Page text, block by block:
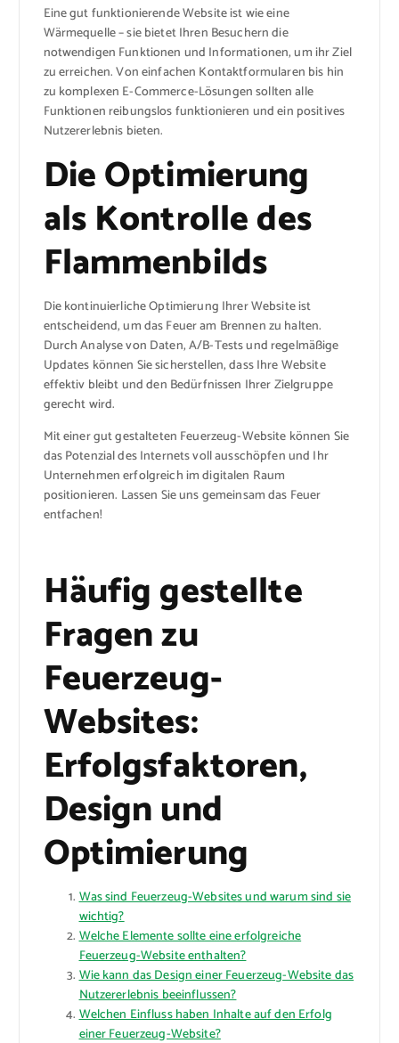
Eine gut funktionierende Website ist wie eine
Wärmequelle – sie bietet Ihren Besuchern die
notwendigen Funktionen und Informationen, um ihr Ziel
zu erreichen. Von einfachen Kontaktformularen bis hin
zu komplexen E-Commerce-Lösungen sollten alle
Funktionen reibungslos funktionieren und ein positives
Nutzererlebnis bieten.
Die Optimierung
als Kontrolle des
Flammenbilds
Die kontinuierliche Optimierung Ihrer Website ist
entscheidend, um das Feuer am Brennen zu halten.
Durch Analyse von Daten, A/B-Tests und regelmäßige
Updates können Sie sicherstellen, dass Ihre Website
effektiv bleibt und den Bedürfnissen Ihrer Zielgruppe
gerecht wird.
Mit einer gut gestalteten Feuerzeug-Website können Sie
das Potenzial des Internets voll ausschöpfen und Ihr
Unternehmen erfolgreich im digitalen Raum
positionieren. Lassen Sie uns gemeinsam das Feuer
entfachen!
Häufig gestellte
Fragen zu
Feuerzeug-
Websites:
Erfolgsfaktoren,
Design und
Optimierung
Was sind Feuerzeug-Websites und warum sind sie
wichtig?
Welche Elemente sollte eine erfolgreiche
Feuerzeug-Website enthalten?
Wie kann das Design einer Feuerzeug-Website das
Nutzererlebnis beeinflussen?
Welchen Einfluss haben Inhalte auf den Erfolg
einer Feuerzeug-Website?